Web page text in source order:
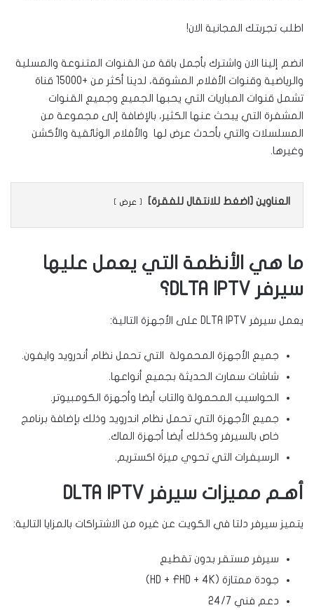
اطلب تجربتك المجانية الان!
انضم إلينا الان واشترك بأجمل باقة من القنوات المتنوعة والمسلية
والرياضية وقنوات الأفلام المشوقة،
لدينا أكثر من +15000 قناة
تشمل قنوات المباريات التي يحبها الجميع وجميع القنوات
المشفرة التي يبحث عنها الكثير، بالإضافة إلى مجموعة من
المسلسلات والتي بأحدث عرض لها والأفلام الوثائقية والأكشن
وغيرها.
العناوين [اضغط للانتقال للفقرة] عرض
ما هي الأنظمة التي يعمل عليها
سيرفر DLTA IPTV؟
يعمل سيرفر DLTA IPTV على الأجهزة التالية:
جميع الأجهزة المحمولة التي تحمل نظام أندرويد وايفون.
شاشات سمارت الحديثة بجميع أنواعها.
الحواسيب المحمولة والتاب أيضا وأجهزة الكومبيوتر.
جميع الأجهزة التي تحمل نظام اندرويد وذلك بإضافة برنامج
خاص بالسيرفر وكذلك أيضا أجهزة الماك.
الرسيفرات التي تحوي ميزة اكستريم.
أهـم مميزات سيرفر DLTA IPTV
يتميز سيرفر دلتا في الكويت عن غيره من الاشتراكات بالمزايا التالية:
سيرفر مستقر بدون تقطيع
جودة ممتازة (HD + FHD + 4K)
دعم فني 24/7